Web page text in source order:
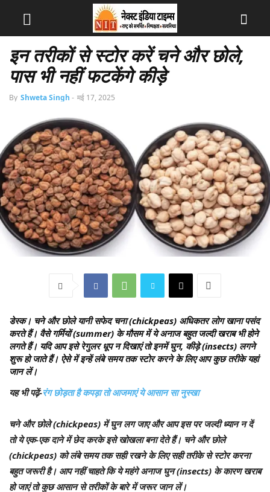
इन तरीकों से स्टोर करें चने और छोले,
पास भी नहीं फटकेंगे कीड़े
By Shweta Singh - मई 17, 2025
डेस्क। चने और छोले यानी सफेद चना (chickpeas) अधिकतर लोग खाना पसंद
करते हैं। वैसे गर्मियों (summer) के मौसम में ये अनाज बहुत जल्दी खराब भी होने
लगते हैं। यदि आप इसे रेगुलर धूप न दिखाएं तो इनमें घुन, कीड़े (insects) लगने
शुरू हो जाते हैं। ऐसे में इन्हें लंबे समय तक स्टोर करने के लिए आप कुछ तरीके यहां
जान लें।
यह भी पढ़ें-रंग छोड़ता है कपड़ा तो आजमाएं ये आसान सा नुस्खा
चने और छोले (chickpeas) में घुन लग जाए और आप इस पर जल्दी ध्यान न दें
तो ये एक-एक दाने में छेद करके इसे खोखला बना देते हैं। चने और छोले
(chickpeas) को लंबे समय तक सही रखने के लिए सही तरीके से स्टोर करना
बहुत जरूरी है। आप नहीं चाहते कि ये महंगे अनाज घुन (insects) के कारण खराब
हो जाएं तो कुछ आसान से तरीकों के बारे में जरूर जान लें।